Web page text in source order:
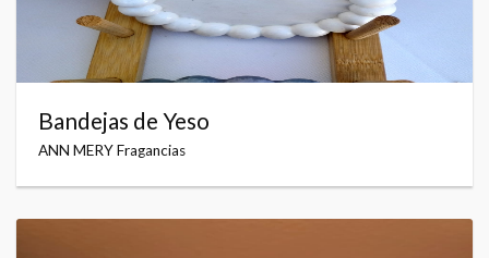
Bandejas de Yeso
ANN MERY Fragancias